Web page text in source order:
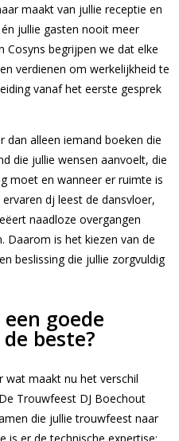
maakt van jullie receptie en
jullie gasten nooit meer
Cosyns begrijpen we dat elke
verdienen om werkelijkheid te
vanaf het eerste gesprek
dan alleen iemand boeken die
die jullie wensen aanvoelt, die
moet en wanneer er ruimte is
dj leest de dansvloer,
naadloze overgangen
Daarom is het kiezen van de
beslissing die jullie zorgvuldig
goede
beste?
wat maakt nu het verschil
Trouwfeest DJ Boechout
die jullie trouwfeest naar